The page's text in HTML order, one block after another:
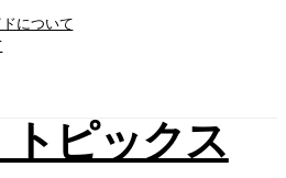
について
ピックス